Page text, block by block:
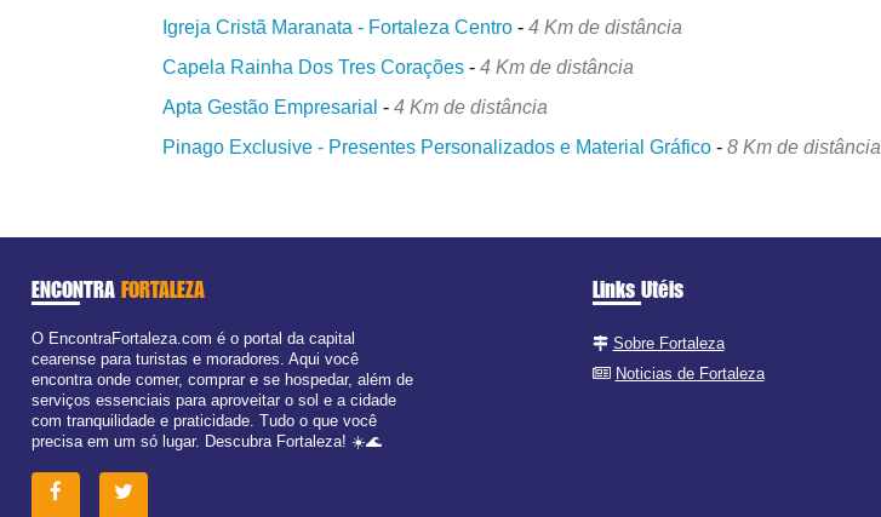
Igreja Cristã Maranata - Fortaleza Centro -4 Km de distância
Capela Rainha Dos Tres Corações -4 Km de distância
Apta Gestão Empresarial -4 Km de distância
Pinago Exclusive - Presentes Personalizados e Material Gráfico -8 Km de distância
ENCONTRA FORTALEZA
O EncontraFortaleza.com é o portal da capital
cearense para turistas e moradores. Aqui você
encontra onde comer, comprar e se hospedar, além de
serviços essenciais para aproveitar o sol e a cidade
com tranquilidade e praticidade. Tudo o que você
precisa em um só lugar. Descubra Fortaleza! ☀️🌊
Links Utéis
Sobre Fortaleza
Noticias de Fortaleza